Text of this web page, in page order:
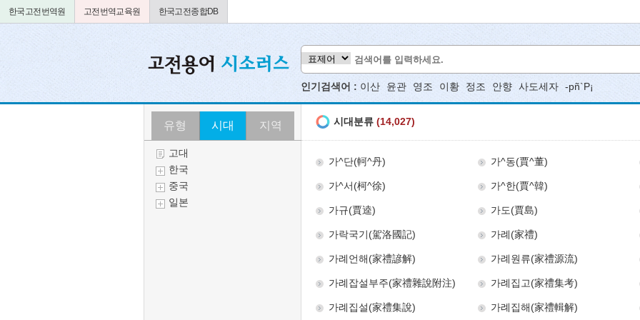
한국고전번역원 고전번역교육원 한국고전종합DB
인기검색어 : 이산 윤관 영조 이황 정조 안향 사도세자 -pñ`P¡
유형 시대 지역
고대
한국
중국
일본